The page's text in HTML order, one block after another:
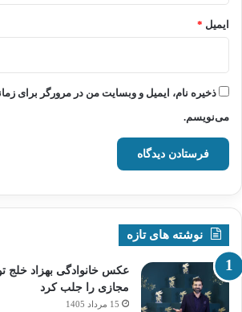
ایمیل *
ذخیره نام، ایمیل و وبسایت من در مرورگر برای
می‌نویسم.
نوشته های تازه
عکس خانوادگی بهزاد خلج
مجازی را جلب کرد
15 مرداد 1405